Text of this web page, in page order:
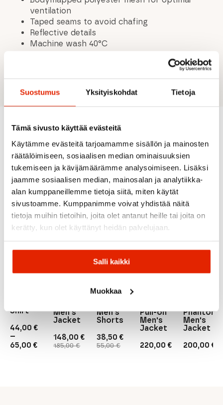
Suostumus Yksityiskohdat Tietoja
Tämä sivusto käyttää evästeitä
Käytämme evästeitä tarjoamamme sisällön ja mainosten
räätälöimiseen, sosiaalisen median ominaisuuksien
tukemiseen ja kävijämäärämme analysoimiseen. Lisäksi
jaamme sosiaalisen median, mainosalan ja analytiikka-
alan kumppaneillemme tietoja siitä, miten käytät
sivustoamme. Kumppanimme voivat yhdistää näitä
tietoja muihin tietoihin, joita olet antanut heille tai joita on
kerätty, kun olet käyttänyt heidän palvelujaan.
Salli kaikki
Muokkaa
ventilation
Taped seams to avoid chafing
Reflective details
Machine wash 40°C
Recommended for you
Patagonia
SALE
44,00 €
–
65,00 €
Price
range:
LS
Shirt
SALE
185,00€
Original
price
148,00 €
Current
price
BeifussM.
Men's
Jacket
RAB
SALE
55,00€
Original
price
38,50 €
Current
price
Rab
Talus
Men's
Shorts
220,00 €
Pull-on
Men's
Jacket
200,00 €
Phantom
Men's
Jacket